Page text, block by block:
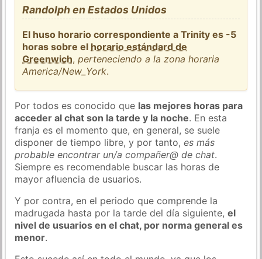
Randolph en Estados Unidos
El huso horario correspondiente a Trinity es -5
horas sobre el horario estándard de
Greenwich,perteneciendo a la zona horaria
America/New_York.
Por todos es conocido que las mejores horas para
acceder al chat son la tarde y la noche. En esta
franja es el momento que, en general, se suele
disponer de tiempo libre, y por tanto,es más
probable encontrar un/a compañer@ de chat.
Siempre es recomendable buscar las horas de
mayor afluencia de usuarios.
Y por contra, en el periodo que comprende la
madrugada hasta por la tarde del día siguiente,el
nivel de usuarios en el chat, por norma general es
menor.